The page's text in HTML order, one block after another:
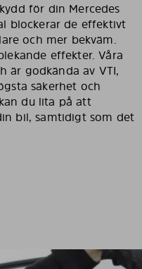
för din Mercedes
blockerar de effektivt
och mer bekväm.
effekter. Våra
är godkända av VTI,
säkerhet och
du lita på att
bil, samtidigt som det